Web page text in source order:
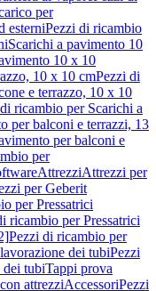
per
esterniPezzi di ricambio
Scarichi a pavimento 10
10 x 10
10 x 10 cmPezzi di
e terrazzo, 10 x 10
ricambio per Scarichi a
per balconi e terrazzi, 13
per balconi e
per
AttrezziAttrezzi per
per Geberit
per Pressatrici
ricambio per Pressatrici
Pezzi di ricambio per
dei tubiPezzi
dei tubiTappi prova
attrezziAccessoriPezzi